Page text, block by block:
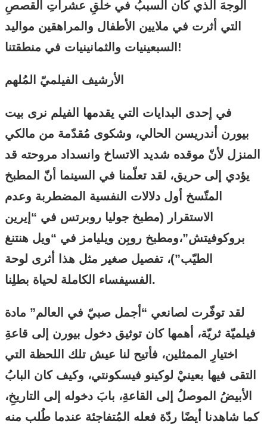
الوجهَ الذي كان السببُ في خلقِ عشراتِ القصصِ
التي أثرت في ملايين الأطفال والمراهقين مواليد
السبعينيات والثمانينيات في منطقتنا!
في إحدى البدايات التي يقدمها الفيلم نرى بيت
بيورن أندريسن الحالي، وشكوى مُقدّمة من مالكي
المنزل لأنّ موقده شديد الاتساخ وانسداد مروحته قد
يؤدي إلى حريق، لقد تعلّمنا في السينما أنّ المطبخ
المتّسخ أول دلالات النفسية المضطربة وعدم
الاستقرار (مطبخ جوليا روبرتس في “إيرين
بروكوفيتش”،ومطبخ روبِن ويليامز في “ويل هنتنغ
الطيّب”)، تفصيل صغير مثل هذا أثرى لوحة
الفسيفساء الكاملة لحياة بطلِنا.
لقد توفّرت لصانعي “أجمل صبيّ في العالم” مادة
فيلميّة ثريّة، أهمها كان توثيق دخول بيورن إلى قاعةِ
اختيارِ الممثلين، فأتيح لنا عيش تلك اللحظة التي
التقى فيها بعينيْ لوكينو فيسكونتي، وكيف كان البابُ
الأبيضُ الموصلُ إلى القاعةِ، بابَ دخوله إلى التاريخِ،
كما شاهدنا أيضًا ردّة فعله المُتفاجئة عندما طُلب منه